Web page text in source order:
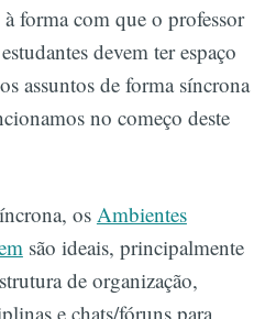
forma com que o professor
devem ter espaço
assuntos de forma síncrona
no começo deste
os Ambientes
são ideais, principalmente
de organização,
e chats/fóruns para